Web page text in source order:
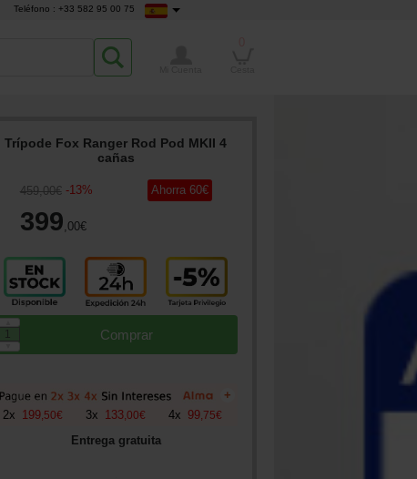
Teléfono : +33 582 95 00 75
Trípode Fox Ranger Rod Pod MKII 4
cañas
459,00€ -13%
399,00€
Ahorra 60€
Comprar
+
2x 199, 50€ 3x 133 ,00€ 4x 99 75€
Entrega gratuita